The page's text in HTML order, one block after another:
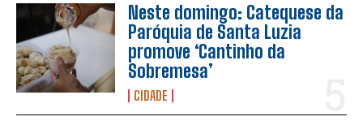
Neste domingo: Catequese da
Paróquia de Santa Luzia
promove ‘Cantinho da
Sobremesa’
CIDADE